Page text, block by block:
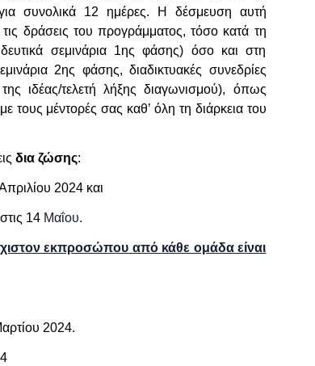
συνολικά 12 ημέρες. Η δέσμευση αυτή
δράσεις του προγράμματος, τόσο κατά τη
σεμινάρια 1ης φάσης) όσο και στη
2ης φάσης, διαδικτυακές συνεδρίες
ιδέας/τελετή λήξης διαγωνισμού), όπως
τους μέντορές σας καθ’ όλη τη διάρκεια του
δια ζώσης:
2024 και
14 Μαΐου.
εκπροσώπου από κάθε ομάδα είναι
2024.